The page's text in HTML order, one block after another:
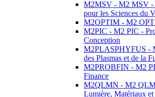
M2MSV - M2 MSV -
pour les Sciences du
M2OPTIM - M2 OPT
M2PIC - M2 PIC -
Conception
M2PLASPHYFUS -
des Plasmas et de la
M2PROBFIN - M2
Finance
M2QLMN - M2
Lumière, Matériaux et